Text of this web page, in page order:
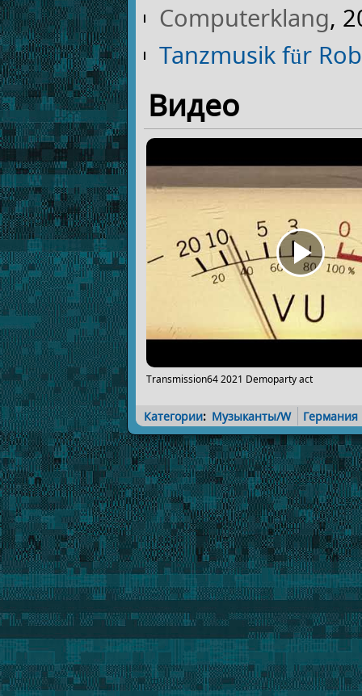
Computerklang,
Tanzmusik für
Видео
Transmission64 2021 Demoparty act
Категории: Музыканты/W Германия